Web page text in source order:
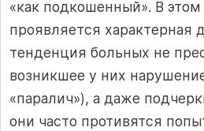
«как подкошенный». В этом
проявляется характерная
тенденция больных не
возникшее у них
«паралич»), а даже
они часто противятся